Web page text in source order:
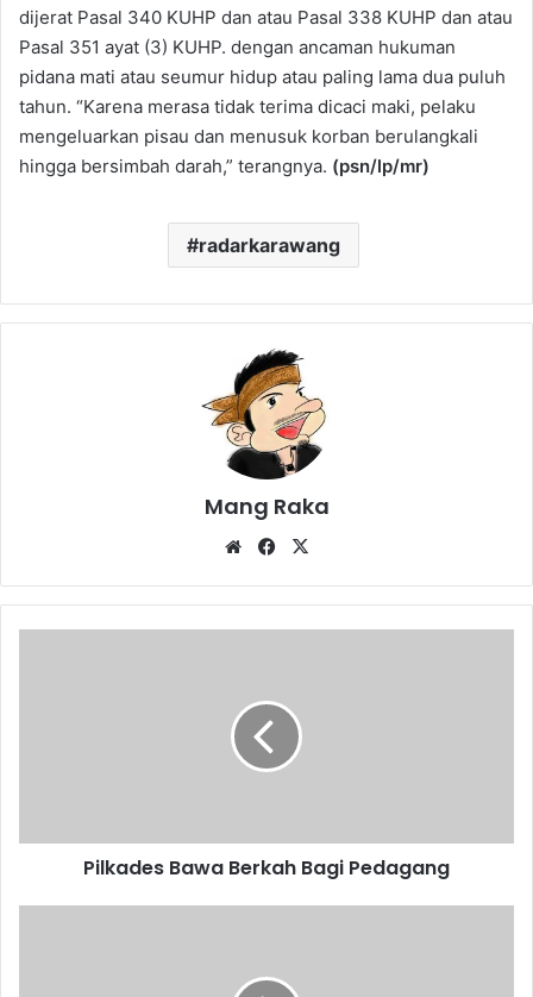
dijerat Pasal 340 KUHP dan atau Pasal 338 KUHP dan atau
Pasal 351 ayat (3) KUHP. dengan ancaman hukuman
pidana mati atau seumur hidup atau paling lama dua puluh
tahun. “Karena merasa tidak terima dicaci maki, pelaku
mengeluarkan pisau dan menusuk korban berulangkali
hingga bersimbah darah,” terangnya. (psn/lp/mr)
radarkarawang
Mang Raka
WebsiteFacebook
Pilkades Bawa Berkah Bagi Pedagang